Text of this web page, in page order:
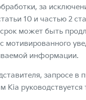
за
10 и частью 2
может быть
мотивированного
информации.
запросе в
руководствуется